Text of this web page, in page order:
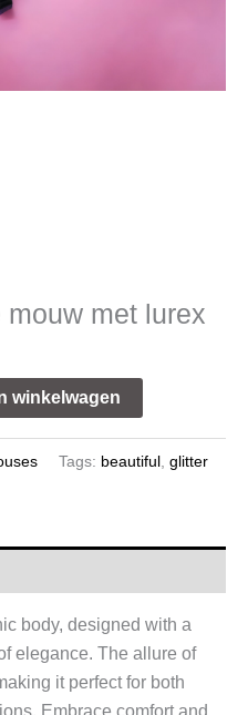
met lurex
winkelwagen
Tags: beautiful glitter
body, designed with a
elegance. The allure of
it perfect for both
Embrace comfort and